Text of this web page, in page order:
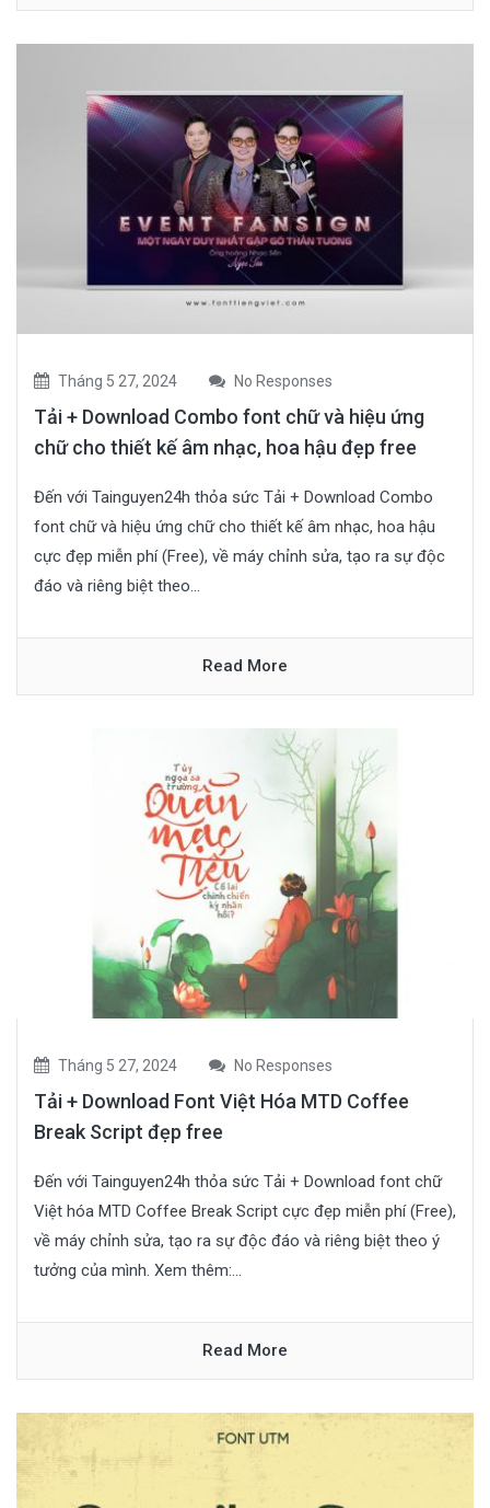
Tháng 5 27, 2024 No Responses
Tải + Download Combo font chữ và hiệu ứng
chữ cho thiết kế âm nhạc, hoa hậu đẹp free
Đến với Tainguyen24h thỏa sức Tải + Download Combo
font chữ và hiệu ứng chữ cho thiết kế âm nhạc, hoa hậu
cực đẹp miễn phí (Free), về máy chỉnh sửa, tạo ra sự độc
đáo và riêng biệt theo...
Read More
Tháng 5 27, 2024 No Responses
Tải + Download Font Việt Hóa MTD Coffee
Break Script đẹp free
Đến với Tainguyen24h thỏa sức Tải + Download font chữ
Việt hóa MTD Coffee Break Script cực đẹp miễn phí (Free),
về máy chỉnh sửa, tạo ra sự độc đáo và riêng biệt theo ý
tưởng của mình. Xem thêm:...
Read More